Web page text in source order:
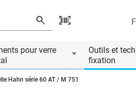
pour verre
Outils et
fixation
Hahn série 60 AT / M 751